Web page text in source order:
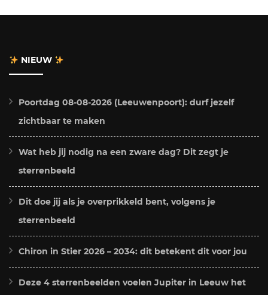
NIEUW
Poortdag 08-08-2026 (Leeuwenpoort): durf jezelf
zichtbaar te maken
Wat heb jij nodig na een zware dag? Dit zegt je
sterrenbeeld
Dit doe jij als je overprikkeld bent, volgens je
sterrenbeeld
Chiron in Stier 2026 – 2034: dit betekent dit voor jou
Deze 4 sterrenbeelden voelen Jupiter in Leeuw het